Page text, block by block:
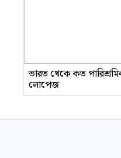
ভারত থেকে কত
লোপেজ